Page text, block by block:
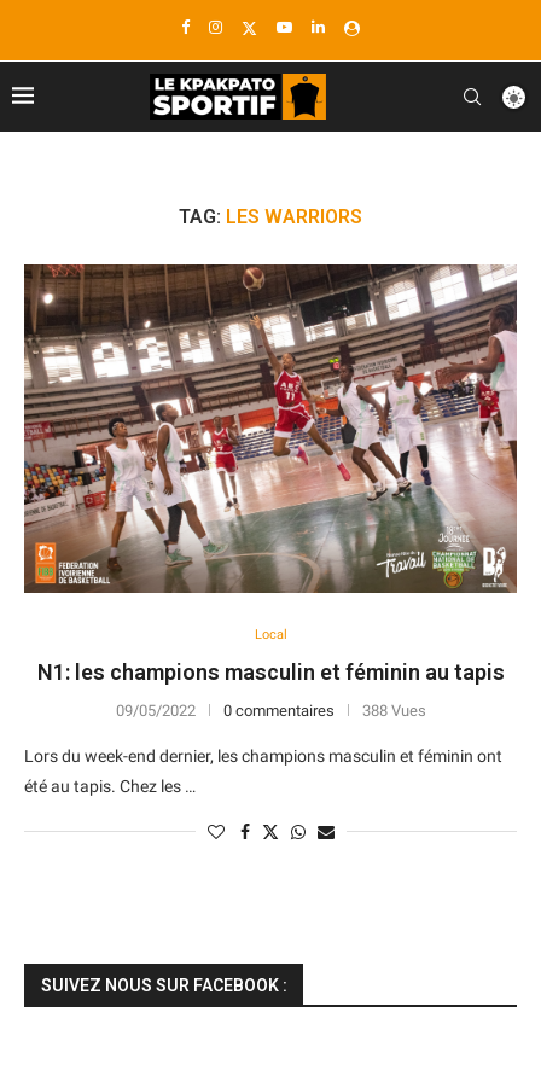
TAG: LES WARRIORS
Local
N1: les champions masculin et féminin au tapis
09/05/2022 0 commentaires 388 Vues
Lors du week-end dernier, les champions masculin et féminin ont
été au tapis. Chez les …
SUIVEZ NOUS SUR FACEBOOK :